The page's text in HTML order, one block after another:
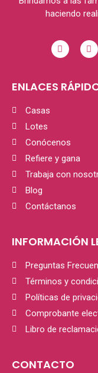
haciendo
ENLACES
Casas
Lotes
Conócenos
Refiere y gana
Trabaja con
Blog
Contáctanos
INFORMACIÓN
Preguntas
Términos y
Políticas de
Comprobante
Libro de
CONTACTO